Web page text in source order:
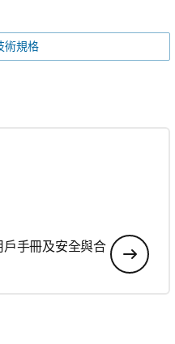
術規格
手冊及安全與合